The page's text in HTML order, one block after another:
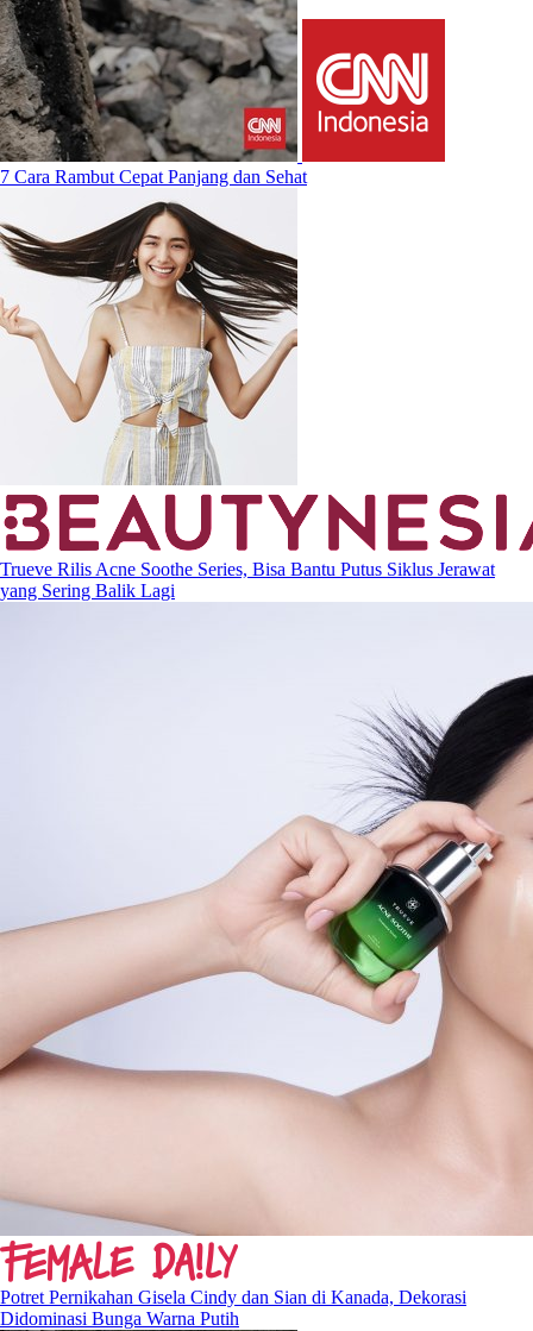
7 Cara Rambut Cepat Panjang dan Sehat
Trueve Rilis Acne Soothe Series, Bisa Bantu Putus Siklus Jerawat
yang Sering Balik Lagi
Potret Pernikahan Gisela Cindy dan Sian di Kanada, Dekorasi
Didominasi Bunga Warna Putih